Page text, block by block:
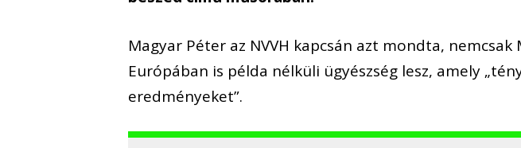
Magyar Péter az NVVH kapcsán azt mondta,
Európában is példa nélküli ügyészség lesz, amely
eredményeket”.